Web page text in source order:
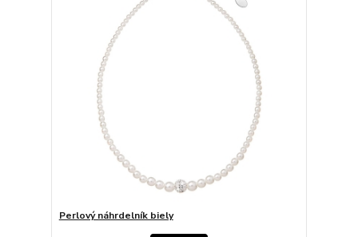
Perlový náhrdelník biely